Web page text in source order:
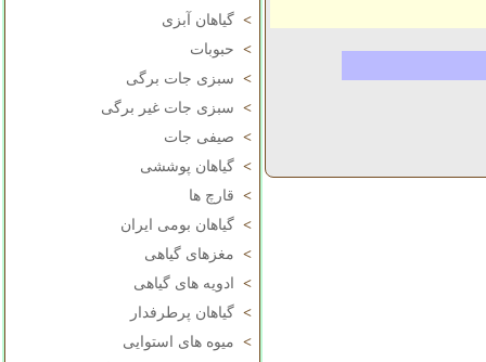
> گیاهان آبزی
> حبوبات
> سبزی جات برگی
> سبزی جات غیر برگی
> صیفی جات
> گیاهان پوششی
> قارچ ها
> گیاهان بومی ایران
> مغزهای گیاهی
>
ادویه های گیاهی
> گیاهان پرطرفدار
> میوه های استوایی